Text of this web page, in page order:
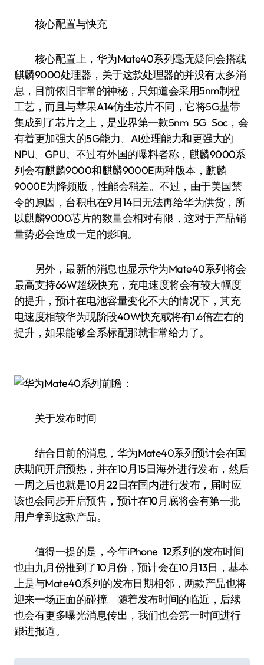
核心配置与快充
核心配置上，华为Mate40系列毫无疑问会搭载
麒麟9000处理器，关于这款处理器的并没有太多消
息，目前依旧非常的神秘，只知道会采用5nm制程
工艺，而且与苹果A14仿生芯片不同，它将5G基带
集成到了芯片之上，是业界第一款5nm 5G Soc，会
有着更加强大的5G能力、AI处理能力和更强大的
NPU、GPU。不过有外国的曝料者称，麒麟9000系
列会有麒麟9000和麒麟9000E两种版本，麒麟
9000E为降频版，性能会稍差。不过，由于美国禁
令的原因，台积电在9月14日无法再给华为供货，所
以麒麟9000芯片的数量会相对有限，这对于产品销
量势必会造成一定的影响。
另外，最新的消息也显示华为Mate40系列将会
最高支持66W超级快充，充电速度将会有较大幅度
的提升，预计在电池容量变化不大的情况下，其充
电速度相较华为现阶段40W快充或将有1.6倍左右的
提升，如果能够全系标配那就非常给力了。
关于发布时间
结合目前的消息，华为Mate40系列预计会在国
庆期间开启预热，并在10月15日海外进行发布，然后
一周之后也就是10月22日在国内进行发布，届时应
该也会同步开启预售，预计在10月底将会有第一批
用户拿到这款产品。
值得一提的是，今年iPhone 12系列的发布时间
也由九月份推到了10月份，预计会在10月13日，基本
上是与Mate40系列的发布日期相邻，两款产品也将
迎来一场正面的碰撞。随着发布时间的临近，后续
也会有更多曝光消息传出，我们也会第一时间进行
跟进报道。